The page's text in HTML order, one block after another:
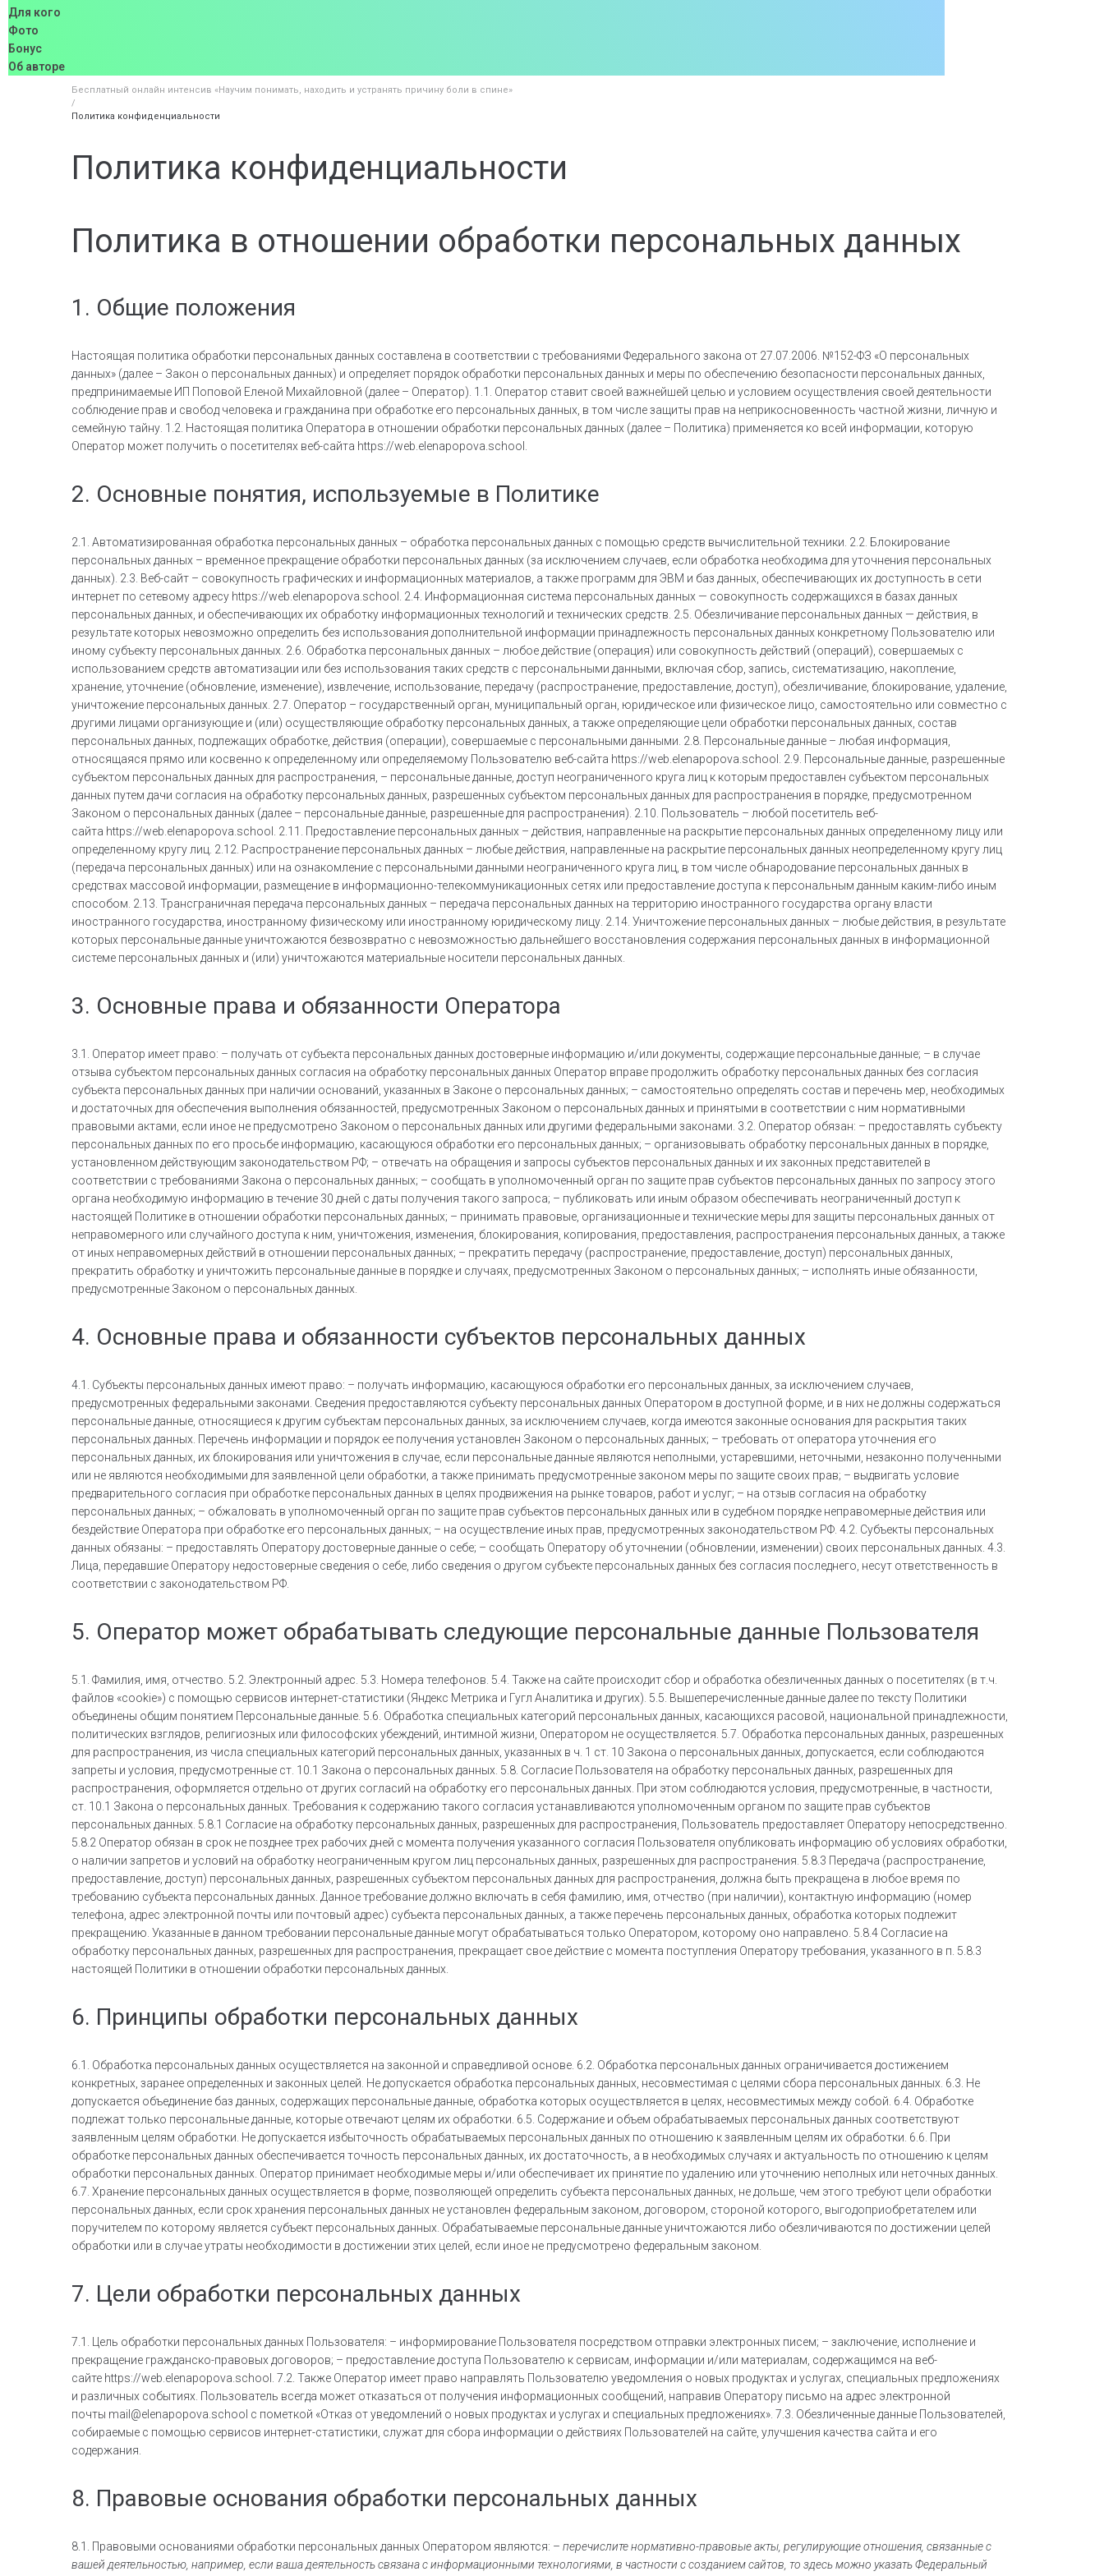
Для кого
Фото
Бонус
Об авторе
Бесплатный онлайн интенсив «Научим понимать, находить и устранять причину боли в спине»
/
Политика конфиденциальности
Политика конфиденциальности
Политика в отношении обработки персональных данных
1. Общие положения
Настоящая политика обработки персональных данных составлена в соответствии с требованиями Федерального закона от 27.07.2006. №152-ФЗ «О персональных
данных» (далее – Закон о персональных данных) и определяет порядок обработки персональных данных и меры по обеспечению безопасности персональных данных,
предпринимаемые ИП Поповой Еленой Михайловной (далее – Оператор). 1.1. Оператор ставит своей важнейшей целью и условием осуществления своей деятельности
соблюдение прав и свобод человека и гражданина при обработке его персональных данных, в том числе защиты прав на неприкосновенность частной жизни, личную и
семейную тайну. 1.2. Настоящая политика Оператора в отношении обработки персональных данных (далее – Политика) применяется ко всей информации, которую
Оператор может получить о посетителях веб-сайта https://web.elenapopova.school.
2. Основные понятия, используемые в Политике
2.1. Автоматизированная обработка персональных данных – обработка персональных данных с помощью средств вычислительной техники. 2.2. Блокирование
персональных данных – временное прекращение обработки персональных данных (за исключением случаев, если обработка необходима для уточнения персональных
данных). 2.3. Веб-сайт – совокупность графических и информационных материалов, а также программ для ЭВМ и баз данных, обеспечивающих их доступность в сети
интернет по сетевому адресу https://web.elenapopova.school. 2.4. Информационная система персональных данных — совокупность содержащихся в базах данных
персональных данных, и обеспечивающих их обработку информационных технологий и технических средств. 2.5. Обезличивание персональных данных — действия, в
результате которых невозможно определить без использования дополнительной информации принадлежность персональных данных конкретному Пользователю или
иному субъекту персональных данных. 2.6. Обработка персональных данных – любое действие (операция) или совокупность действий (операций), совершаемых с
использованием средств автоматизации или без использования таких средств с персональными данными, включая сбор, запись, систематизацию, накопление,
хранение, уточнение (обновление, изменение), извлечение, использование, передачу (распространение, предоставление, доступ), обезличивание, блокирование, удаление,
уничтожение персональных данных. 2.7. Оператор – государственный орган, муниципальный орган, юридическое или физическое лицо, самостоятельно или совместно с
другими лицами организующие и (или) осуществляющие обработку персональных данных, а также определяющие цели обработки персональных данных, состав
персональных данных, подлежащих обработке, действия (операции), совершаемые с персональными данными. 2.8. Персональные данные – любая информация,
относящаяся прямо или косвенно к определенному или определяемому Пользователю веб-сайта https://web.elenapopova.school. 2.9. Персональные данные, разрешенные
субъектом персональных данных для распространения, – персональные данные, доступ неограниченного круга лиц к которым предоставлен субъектом персональных
данных путем дачи согласия на обработку персональных данных, разрешенных субъектом персональных данных для распространения в порядке, предусмотренном
Законом о персональных данных (далее – персональные данные, разрешенные для распространения). 2.10. Пользователь – любой посетитель веб-
сайта https://web.elenapopova.school. 2.11. Предоставление персональных данных – действия, направленные на раскрытие персональных данных определенному лицу или
определенному кругу лиц. 2.12. Распространение персональных данных – любые действия, направленные на раскрытие персональных данных неопределенному кругу лиц
(передача персональных данных) или на ознакомление с персональными данными неограниченного круга лиц, в том числе обнародование персональных данных в
средствах массовой информации, размещение в информационно-телекоммуникационных сетях или предоставление доступа к персональным данным каким-либо иным
способом. 2.13. Трансграничная передача персональных данных – передача персональных данных на территорию иностранного государства органу власти
иностранного государства, иностранному физическому или иностранному юридическому лицу. 2.14. Уничтожение персональных данных – любые действия, в результате
которых персональные данные уничтожаются безвозвратно с невозможностью дальнейшего восстановления содержания персональных данных в информационной
системе персональных данных и (или) уничтожаются материальные носители персональных данных.
3. Основные права и обязанности Оператора
3.1. Оператор имеет право: – получать от субъекта персональных данных достоверные информацию и/или документы, содержащие персональные данные; – в случае
отзыва субъектом персональных данных согласия на обработку персональных данных Оператор вправе продолжить обработку персональных данных без согласия
субъекта персональных данных при наличии оснований, указанных в Законе о персональных данных; – самостоятельно определять состав и перечень мер, необходимых
и достаточных для обеспечения выполнения обязанностей, предусмотренных Законом о персональных данных и принятыми в соответствии с ним нормативными
правовыми актами, если иное не предусмотрено Законом о персональных данных или другими федеральными законами. 3.2. Оператор обязан: – предоставлять субъекту
персональных данных по его просьбе информацию, касающуюся обработки его персональных данных; – организовывать обработку персональных данных в порядке,
установленном действующим законодательством РФ; – отвечать на обращения и запросы субъектов персональных данных и их законных представителей в
соответствии с требованиями Закона о персональных данных; – сообщать в уполномоченный орган по защите прав субъектов персональных данных по запросу этого
органа необходимую информацию в течение 30 дней с даты получения такого запроса; – публиковать или иным образом обеспечивать неограниченный доступ к
настоящей Политике в отношении обработки персональных данных; – принимать правовые, организационные и технические меры для защиты персональных данных от
неправомерного или случайного доступа к ним, уничтожения, изменения, блокирования, копирования, предоставления, распространения персональных данных, а также
от иных неправомерных действий в отношении персональных данных; – прекратить передачу (распространение, предоставление, доступ) персональных данных,
прекратить обработку и уничтожить персональные данные в порядке и случаях, предусмотренных Законом о персональных данных; – исполнять иные обязанности,
предусмотренные Законом о персональных данных.
4. Основные права и обязанности субъектов персональных данных
4.1. Субъекты персональных данных имеют право: – получать информацию, касающуюся обработки его персональных данных, за исключением случаев,
предусмотренных федеральными законами. Сведения предоставляются субъекту персональных данных Оператором в доступной форме, и в них не должны содержаться
персональные данные, относящиеся к другим субъектам персональных данных, за исключением случаев, когда имеются законные основания для раскрытия таких
персональных данных. Перечень информации и порядок ее получения установлен Законом о персональных данных; – требовать от оператора уточнения его
персональных данных, их блокирования или уничтожения в случае, если персональные данные являются неполными, устаревшими, неточными, незаконно полученными
или не являются необходимыми для заявленной цели обработки, а также принимать предусмотренные законом меры по защите своих прав; – выдвигать условие
предварительного согласия при обработке персональных данных в целях продвижения на рынке товаров, работ и услуг; – на отзыв согласия на обработку
персональных данных; – обжаловать в уполномоченный орган по защите прав субъектов персональных данных или в судебном порядке неправомерные действия или
бездействие Оператора при обработке его персональных данных; – на осуществление иных прав, предусмотренных законодательством РФ. 4.2. Субъекты персональных
данных обязаны: – предоставлять Оператору достоверные данные о себе; – сообщать Оператору об уточнении (обновлении, изменении) своих персональных данных. 4.3.
Лица, передавшие Оператору недостоверные сведения о себе, либо сведения о другом субъекте персональных данных без согласия последнего, несут ответственность в
соответствии с законодательством РФ.
5. Оператор может обрабатывать следующие персональные данные Пользователя
5.1. Фамилия, имя, отчество. 5.2. Электронный адрес. 5.3. Номера телефонов. 5.4. Также на сайте происходит сбор и обработка обезличенных данных о посетителях (в т.ч.
файлов «cookie») с помощью сервисов интернет-статистики (Яндекс Метрика и Гугл Аналитика и других). 5.5. Вышеперечисленные данные далее по тексту Политики
объединены общим понятием Персональные данные. 5.6. Обработка специальных категорий персональных данных, касающихся расовой, национальной принадлежности,
политических взглядов, религиозных или философских убеждений, интимной жизни, Оператором не осуществляется. 5.7. Обработка персональных данных, разрешенных
для распространения, из числа специальных категорий персональных данных, указанных в ч. 1 ст. 10 Закона о персональных данных, допускается, если соблюдаются
запреты и условия, предусмотренные ст. 10.1 Закона о персональных данных. 5.8. Согласие Пользователя на обработку персональных данных, разрешенных для
распространения, оформляется отдельно от других согласий на обработку его персональных данных. При этом соблюдаются условия, предусмотренные, в частности,
ст. 10.1 Закона о персональных данных. Требования к содержанию такого согласия устанавливаются уполномоченным органом по защите прав субъектов
персональных данных. 5.8.1 Согласие на обработку персональных данных, разрешенных для распространения, Пользователь предоставляет Оператору непосредственно.
5.8.2 Оператор обязан в срок не позднее трех рабочих дней с момента получения указанного согласия Пользователя опубликовать информацию об условиях обработки,
о наличии запретов и условий на обработку неограниченным кругом лиц персональных данных, разрешенных для распространения. 5.8.3 Передача (распространение,
предоставление, доступ) персональных данных, разрешенных субъектом персональных данных для распространения, должна быть прекращена в любое время по
требованию субъекта персональных данных. Данное требование должно включать в себя фамилию, имя, отчество (при наличии), контактную информацию (номер
телефона, адрес электронной почты или почтовый адрес) субъекта персональных данных, а также перечень персональных данных, обработка которых подлежит
прекращению. Указанные в данном требовании персональные данные могут обрабатываться только Оператором, которому оно направлено. 5.8.4 Согласие на
обработку персональных данных, разрешенных для распространения, прекращает свое действие с момента поступления Оператору требования, указанного в п. 5.8.3
настоящей Политики в отношении обработки персональных данных.
6. Принципы обработки персональных данных
6.1. Обработка персональных данных осуществляется на законной и справедливой основе. 6.2. Обработка персональных данных ограничивается достижением
конкретных, заранее определенных и законных целей. Не допускается обработка персональных данных, несовместимая с целями сбора персональных данных. 6.3. Не
допускается объединение баз данных, содержащих персональные данные, обработка которых осуществляется в целях, несовместимых между собой. 6.4. Обработке
подлежат только персональные данные, которые отвечают целям их обработки. 6.5. Содержание и объем обрабатываемых персональных данных соответствуют
заявленным целям обработки. Не допускается избыточность обрабатываемых персональных данных по отношению к заявленным целям их обработки. 6.6. При
обработке персональных данных обеспечивается точность персональных данных, их достаточность, а в необходимых случаях и актуальность по отношению к целям
обработки персональных данных. Оператор принимает необходимые меры и/или обеспечивает их принятие по удалению или уточнению неполных или неточных данных.
6.7. Хранение персональных данных осуществляется в форме, позволяющей определить субъекта персональных данных, не дольше, чем этого требуют цели обработки
персональных данных, если срок хранения персональных данных не установлен федеральным законом, договором, стороной которого, выгодоприобретателем или
поручителем по которому является субъект персональных данных. Обрабатываемые персональные данные уничтожаются либо обезличиваются по достижении целей
обработки или в случае утраты необходимости в достижении этих целей, если иное не предусмотрено федеральным законом.
7. Цели обработки персональных данных
7.1. Цель обработки персональных данных Пользователя: – информирование Пользователя посредством отправки электронных писем; – заключение, исполнение и
прекращение гражданско-правовых договоров; – предоставление доступа Пользователю к сервисам, информации и/или материалам, содержащимся на веб-
сайте https://web.elenapopova.school. 7.2. Также Оператор имеет право направлять Пользователю уведомления о новых продуктах и услугах, специальных предложениях
и различных событиях. Пользователь всегда может отказаться от получения информационных сообщений, направив Оператору письмо на адрес электронной
почты mail@elenapopova.school с пометкой «Отказ от уведомлений о новых продуктах и услугах и специальных предложениях». 7.3. Обезличенные данные Пользователей,
собираемые с помощью сервисов интернет-статистики, служат для сбора информации о действиях Пользователей на сайте, улучшения качества сайта и его
содержания.
8. Правовые основания обработки персональных данных
8.1. Правовыми основаниями обработки персональных данных Оператором являются: – перечислите нормативно-правовые акты, регулирующие отношения, связанные с
вашей деятельностью, например, если ваша деятельность связана с информационными технологиями, в частности с созданием сайтов, то здесь можно указать Федеральный